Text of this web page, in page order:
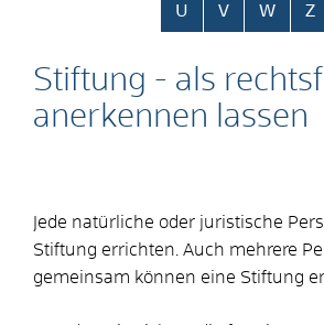
U V W Z
Stiftung - als
anerkennen lassen
Jede natürliche oder juristische
Stiftung errichten. Auch mehrere
gemeinsam können eine Stiftung